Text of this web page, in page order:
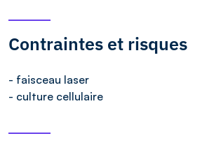
Contraintes et risques
- faisceau laser
- culture cellulaire